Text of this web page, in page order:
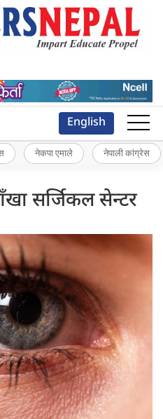
English
नेकपा एमाले नेपाली कांग्रेस
सर्जिकल सेन्टर